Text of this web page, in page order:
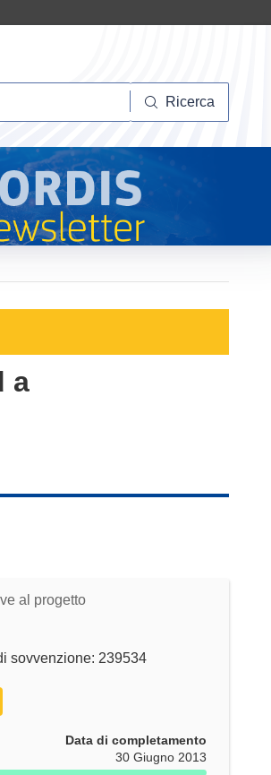
Ricerca
a
al progetto
sovvenzione: 239534
Data di completamento
30 Giugno 2013